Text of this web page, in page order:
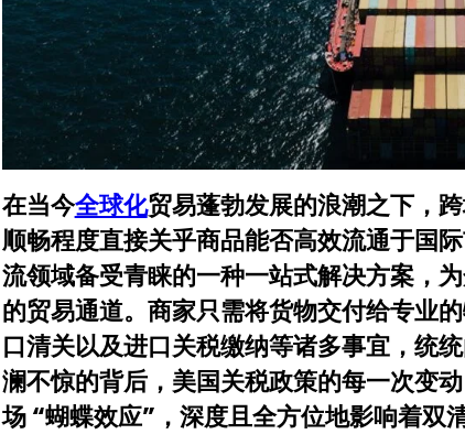
在当今全球化贸易蓬勃发展的浪潮之下，
顺畅程度直接关乎商品能否高效流通于国
流领域备受青睐的一种一站式解决方案，
的贸易通道。商家只需将货物交付给专业
口清关以及进口关税缴纳等诸多事宜，统
澜不惊的背后，美国关税政策的每一次变
场 “蝴蝶效应”，深度且全方位地影响着双